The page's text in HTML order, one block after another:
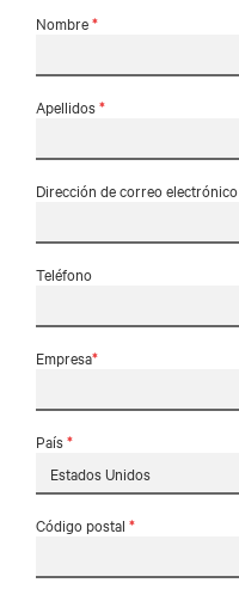
Nombre*
Apellidos*
Dirección de correo electrónico
Teléfono
Empresa*
País*
Código postal *